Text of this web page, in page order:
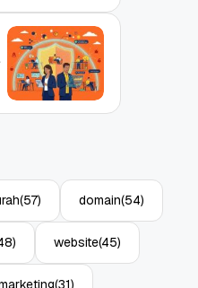
(57) domain(54)
website(45)
(31)